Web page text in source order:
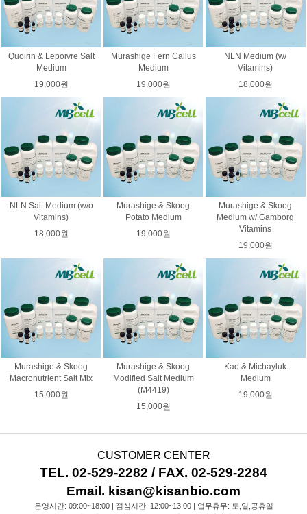
Quoirin & Lepoivre Salt
Medium
19,000원
Murashige Fern Callus
Medium
19,000원
NLN Medium (w/
Vitamins)
18,000원
NLN Salt Medium (w/o
Vitamins)
18,000원
Murashige & Skoog
Potato Medium
19,000원
Murashige & Skoog
Medium w/ Gamborg
Vitamins
19,000원
Murashige & Skoog
Macronutrient Salt Mix
15,000원
Murashige & Skoog
Modified Salt Medium
(M4419)
15,000원
Kao & Michayluk
Medium
19,000원
CUSTOMER CENTER
TEL. 02-529-2282 / FAX. 02-529-2284
Email. kisan@kisanbio.com
운영시간: 09:00~18:00 | 점심시간: 12:00~13:00 | 업무휴무: 토,일,공휴일